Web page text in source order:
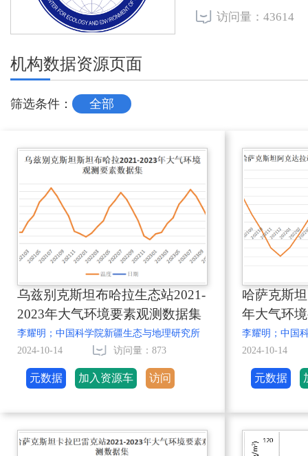
外科研机构，围绕绿
心现已建成乌鲁木齐
访问量：43614
机构数据资源页面
筛选条件： 全部
乌兹别克斯坦布哈拉生态站2021-
2023年大气环境要素观测数据集
李耀明；中国科学院新疆生态与地理研究所
2024-10-14
访问量：873
元数据 加入资源车 访问
哈萨克斯
年大气环
李耀明；中国
2024-10-14
元数据